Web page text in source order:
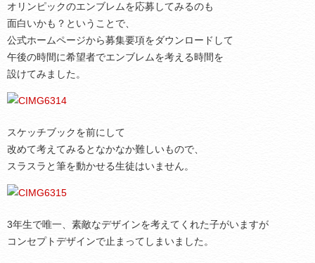
オリンピックのエンブレムを応募してみるのも
面白いかも？ということで、
公式ホームページから募集要項をダウンロードして
午後の時間に希望者でエンブレムを考える時間を
設けてみました。
スケッチブックを前にして
改めて考えてみるとなかなか難しいもので、
スラスラと筆を動かせる生徒はいません。
3年生で唯一、素敵なデザインを考えてくれた子がいますが
コンセプトデザインで止まってしまいました。